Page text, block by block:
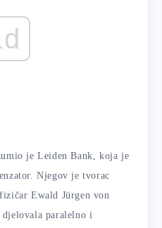
je Leiden Bank, koja je
Njegov je tvorac
Ewald Jürgen von
djelovala paralelno i